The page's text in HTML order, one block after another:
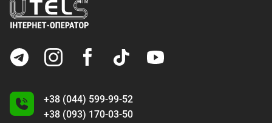
+38 (044) 599-99-52
+38 (093) 170-03-50